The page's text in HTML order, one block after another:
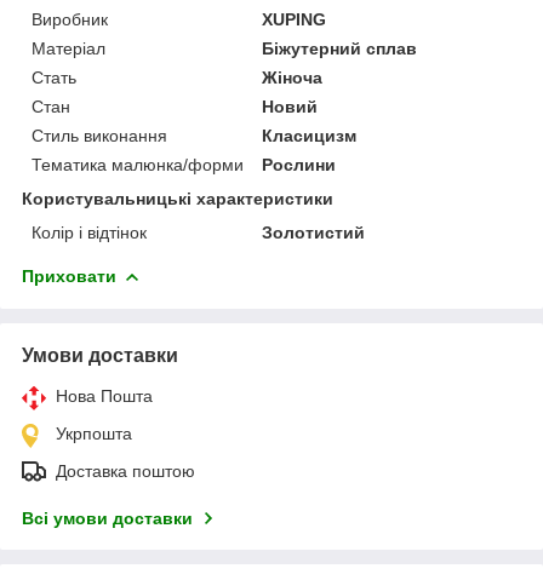
Виробник
XUPING
Матеріал
Біжутерний сплав
Стать
Жіноча
Стан
Новий
Стиль виконання
Класицизм
Тематика малюнка/форми
Рослини
Користувальницькі характеристики
Колір і відтінок
Золотистий
Приховати
Умови доставки
Нова Пошта
Укрпошта
Доставка поштою
Всі умови доставки